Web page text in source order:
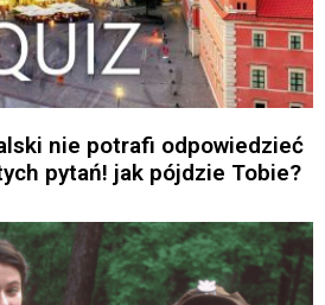
nie potrafi odpowiedzieć
pytań! jak pójdzie Tobie?